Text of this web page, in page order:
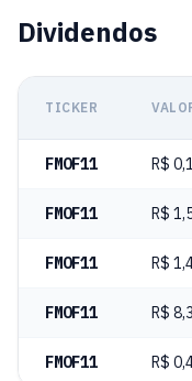
Dividendos
TICKER
FMOF11 R$
FMOF11 R$
FMOF11 R$
FMOF11 R$
FMOF11 R$